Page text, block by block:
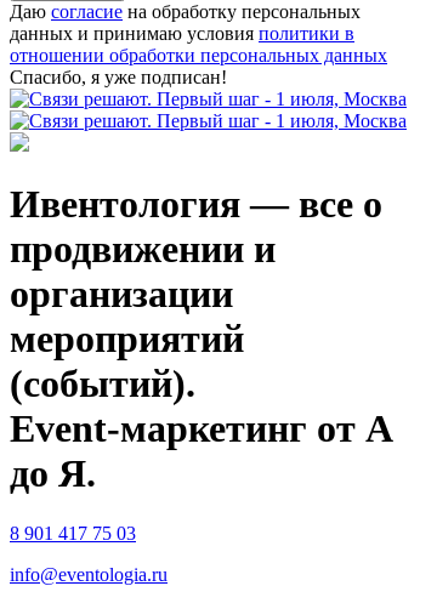
Даю согласие на обработку персональных
данных и принимаю условия политики в
отношении обработки персональных данных
Спасибо, я уже подписан!
Ивентология — все о
продвижении и
организации
мероприятий
(событий).
Event-маркетинг от А
до Я.
8 901 417 75 03
info@eventologia.ru